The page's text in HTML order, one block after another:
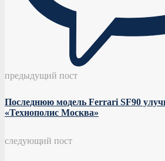
предыдущий пост
Последнюю модель Ferrari SF90
«Технополис Москва»
следующий пост